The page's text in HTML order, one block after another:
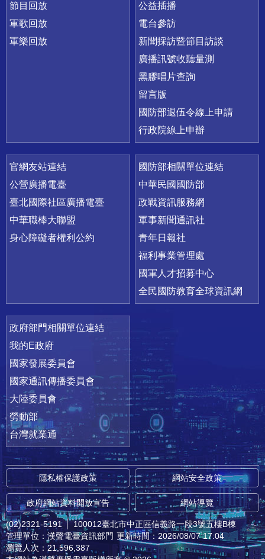
節目回放
軍歌回放
軍樂回放
公益插播
電台參訪
新聞採訪暨節目訪談
廣播訊號收聽量測
黑膠唱片查詢
留言版
國防部退伍令線上申請
行政院線上申辦
官網友站連結
公營廣播電臺
臺北國際社區廣播電臺
中華職棒大聯盟
身心障礙者權利公約
國防部相關單位連結
中華民國國防部
政戰資訊服務網
軍事新聞通訊社
青年日報社
福利事業管理處
國軍人才招募中心
全民國防教育全球資訊網
政府部門相關單位連結
我的E政府
國家發展委員會
國家通訊傳播委員會
大陸委員會
勞動部
台灣就業通
隱私權保護政策 網站安全政策
政府網站資料開放宣告 網站導覽
(02)2321-5191 │ 100012臺北市中正區信義路一段3號五樓B棟
管理單位：漢聲電臺資訊部門 更新時間：2026/08/07 17:04
瀏覽人次：21,596,387